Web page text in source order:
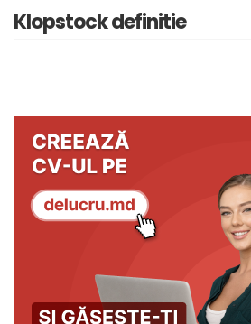
Klopstock definitie